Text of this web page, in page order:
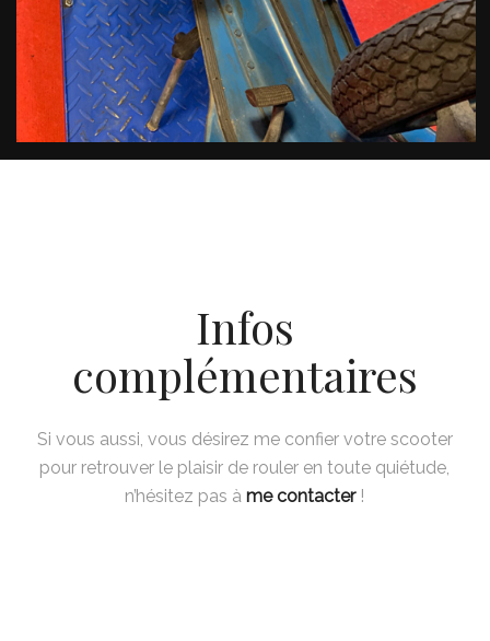
Infos
complémentaires
Si vous aussi, vous désirez me confier votre scooter
pour retrouver le plaisir de rouler en toute quiétude,
n’hésitez pas àme contacter!